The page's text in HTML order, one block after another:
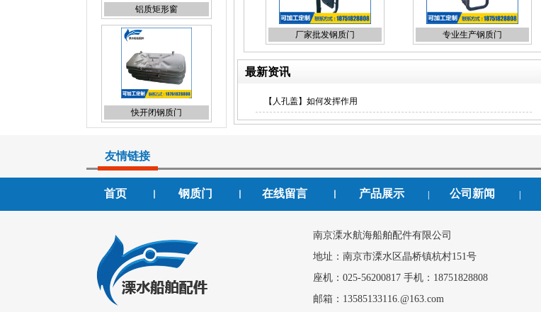
铝质矩形窗
快开闭钢质门
厂家批发钢质门 专业生产钢质门
最新资讯
【人孔盖】如何发挥作用
友情链接
首页 钢质门 在线留言 产品展示 公司新闻
南京溧水航海船舶配件有限公司
地址：南京市溧水区晶桥镇杭村151号
座机：025-56200817 手机：18751828808
邮箱：13585133116.@163.com